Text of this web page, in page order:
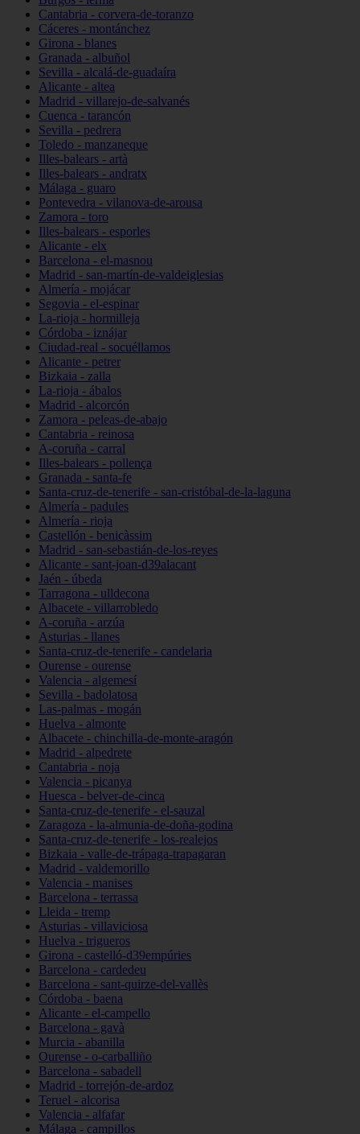
Cantabria - corvera-de-toranzo
Cáceres - montánchez
Girona - blanes
Granada - albuñol
Sevilla - alcalá-de-guadaíra
Alicante - altea
Madrid - villarejo-de-salvanés
Cuenca - tarancón
Sevilla - pedrera
Toledo - manzaneque
Illes-balears - artà
Illes-balears - andratx
Málaga - guaro
Pontevedra - vilanova-de-arousa
Zamora - toro
Illes-balears - esporles
Alicante - elx
Barcelona - el-masnou
Madrid - san-martín-de-valdeiglesias
Almería - mojácar
Segovia - el-espinar
La-rioja - hormilleja
Córdoba - iznájar
Ciudad-real - socuéllamos
Alicante - petrer
Bizkaia - zalla
La-rioja - ábalos
Madrid - alcorcón
Zamora - peleas-de-abajo
Cantabria - reinosa
A-coruña - carral
Illes-balears - pollença
Granada - santa-fe
Santa-cruz-de-tenerife - san-cristóbal-de-la-laguna
Almería - padules
Almería - rioja
Castellón - benicàssim
Madrid - san-sebastián-de-los-reyes
Alicante - sant-joan-d39alacant
Jaén - úbeda
Tarragona - ulldecona
Albacete - villarrobledo
A-coruña - arzúa
Asturias - llanes
Santa-cruz-de-tenerife - candelaria
Ourense - ourense
Valencia - algemesí
Sevilla - badolatosa
Las-palmas - mogán
Huelva - almonte
Albacete - chinchilla-de-monte-aragón
Madrid - alpedrete
Cantabria - noja
Valencia - picanya
Huesca - belver-de-cinca
Santa-cruz-de-tenerife - el-sauzal
Zaragoza - la-almunia-de-doña-godina
Santa-cruz-de-tenerife - los-realejos
Bizkaia - valle-de-trápaga-trapagaran
Madrid - valdemorillo
Valencia - manises
Barcelona - terrassa
Lleida - tremp
Asturias - villaviciosa
Huelva - trigueros
Girona - castelló-d39empúries
Barcelona - cardedeu
Barcelona - sant-quirze-del-vallès
Córdoba - baena
Alicante - el-campello
Barcelona - gavà
Murcia - abanilla
Ourense - o-carballiño
Barcelona - sabadell
Madrid - torrejón-de-ardoz
Teruel - alcorisa
Valencia - alfafar
Málaga - campillos